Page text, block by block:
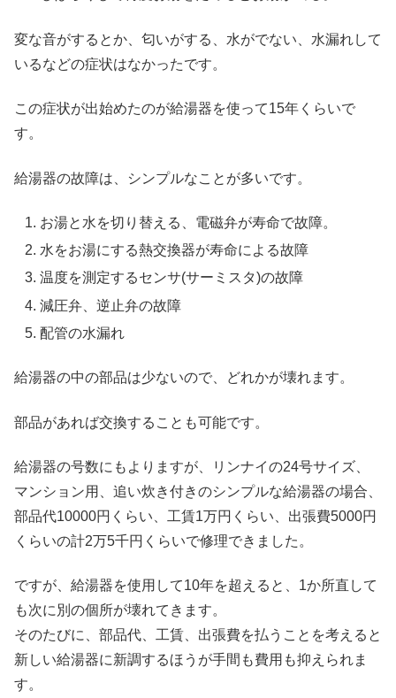
変な音がするとか、匂いがする、水がでない、水漏れして
いるなどの症状はなかったです。
この症状が出始めたのが給湯器を使って15年くらいで
す。
給湯器の故障は、シンプルなことが多いです。
お湯と水を切り替える、電磁弁が寿命で故障。
水をお湯にする熱交換器が寿命による故障
温度を測定するセンサ(サーミスタ)の故障
減圧弁、逆止弁の故障
配管の水漏れ
給湯器の中の部品は少ないので、どれかが壊れます。
部品があれば交換することも可能です。
給湯器の号数にもよりますが、リンナイの24号サイズ、
マンション用、追い炊き付きのシンプルな給湯器の場合、
部品代10000円くらい、工賃1万円くらい、出張費5000円
くらいの計2万5千円くらいで修理できました。
ですが、給湯器を使用して10年を超えると、1か所直して
も次に別の個所が壊れてきます。
そのたびに、部品代、工賃、出張費を払うことを考えると
新しい給湯器に新調するほうが手間も費用も抑えられま
す。